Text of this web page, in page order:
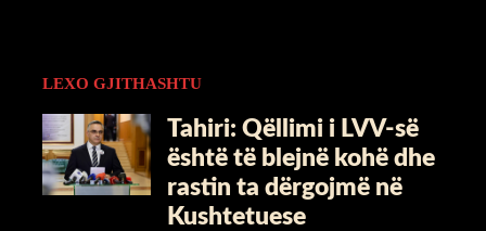
LEXO GJITHASHTU
Tahiri: Qëllimi i LVV-së
është të blejnë kohë dhe
rastin ta dërgojmë në
Kushtetuese